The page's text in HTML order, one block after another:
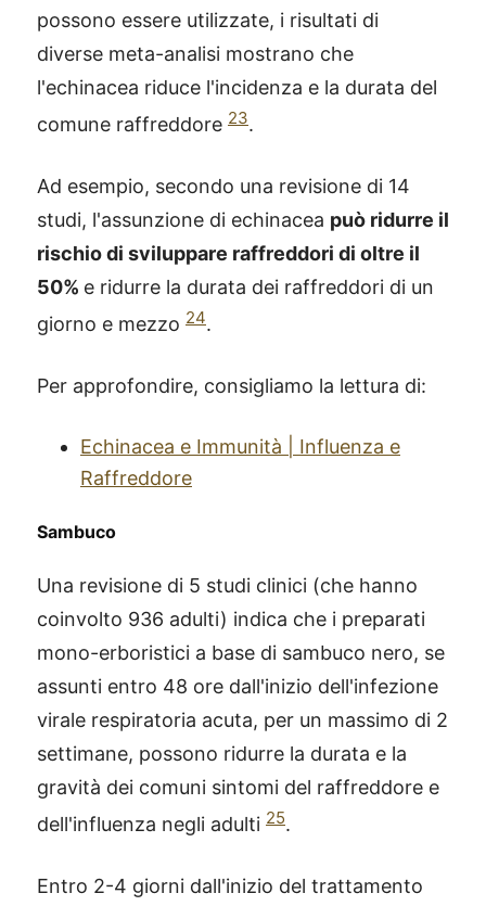
possono essere utilizzate, i risultati di
diverse meta-analisi mostrano che
l'echinacea riduce l'incidenza e la durata del
comune raffreddore 23.
Ad esempio, secondo una revisione di 14
studi, l'assunzione di echinacea può ridurre il
rischio di sviluppare raffreddori di oltre il
50% e ridurre la durata dei raffreddori di un
giorno e mezzo 24.
Per approfondire, consigliamo la lettura di:
Echinacea e Immunità | Influenza e
Raffreddore
Sambuco
Una revisione di 5 studi clinici (che hanno
coinvolto 936 adulti) indica che i preparati
mono-erboristici a base di sambuco nero, se
assunti entro 48 ore dall'inizio dell'infezione
virale respiratoria acuta, per un massimo di 2
settimane, possono ridurre la durata e la
gravità dei comuni sintomi del raffreddore e
dell'influenza negli adulti 25.
Entro 2-4 giorni dall'inizio del trattamento